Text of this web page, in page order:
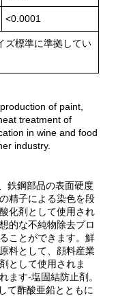
<0.0001
ズ標準に準拠してい
of paint,
treatment of
in wine and food
industry.
鉄鋼部品の表面硬度
精子による染色を段
化剤として使用され
的な不純物除去プロ
ことができます。鮮
料として、顔料産業
として使用されま
ます-塩固結防止剤。
て酢酸亜鉛とともに